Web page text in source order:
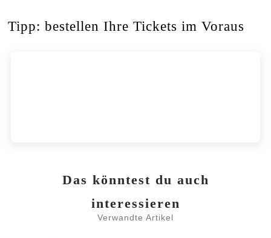
Tipp: bestellen Ihre Tickets im Voraus
Das könntest du auch
interessieren
Verwandte Artikel